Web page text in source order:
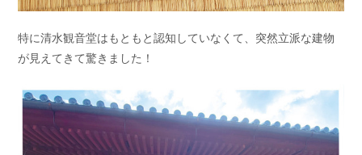
特に清水観音堂はもともと認知していなくて、突然立派な建物
が見えてきて驚きました！